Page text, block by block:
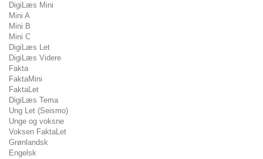
DigiLæs Mini
Mini A
Mini B
Mini C
DigiLæs Let
DigiLæs Videre
Fakta
FaktaMini
FaktaLet
DigiLæs Tema
Ung Let (Seismo)
Unge og voksne
Voksen FaktaLet
Grønlandsk
Engelsk